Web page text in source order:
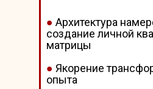
● Архитектура
создание личной
матрицы
● Якорение
опыта